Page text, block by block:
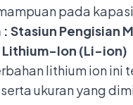
pada
: Stasiun Pengisian
Lithium-Ion (Li-ion)
lithium ion ini
ukuran yang